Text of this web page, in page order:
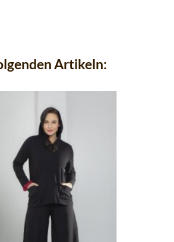
Artikeln: